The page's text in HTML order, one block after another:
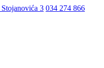
3 034 274 866